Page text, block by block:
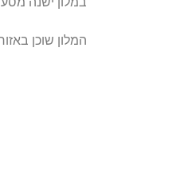
המלון שוכן באזור הכולל שלל